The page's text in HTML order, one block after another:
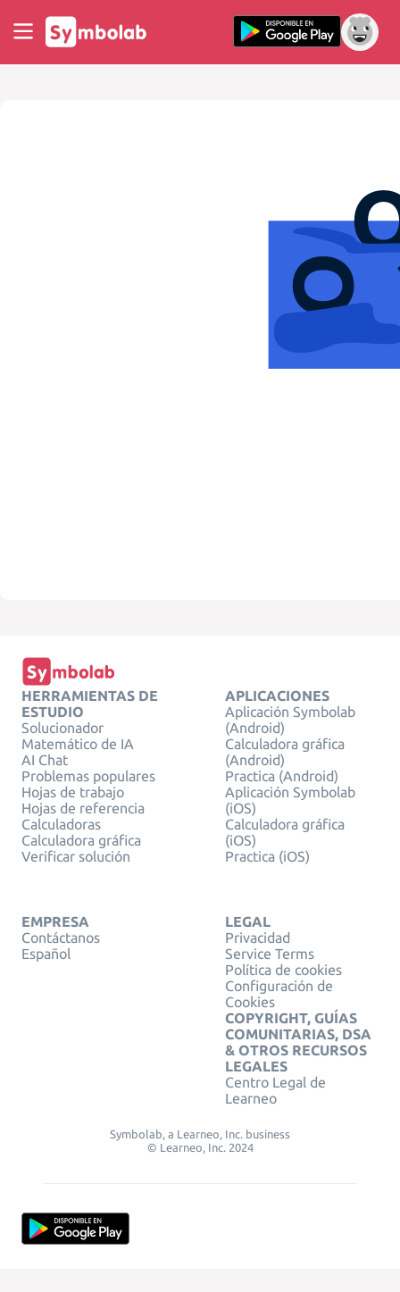
HERRAMIENTAS DE
ESTUDIO
Solucionador
Matemático de IA
AI Chat
Problemas populares
Hojas de trabajo
Hojas de referencia
Calculadoras
Calculadora gráfica
Verificar solución
APLICACIONES
Aplicación Symbolab
(Android)
Calculadora gráfica
(Android)
Practica (Android)
Aplicación Symbolab
(iOS)
Calculadora gráfica
(iOS)
Practica (iOS)
EMPRESA
Contáctanos
Español
LEGAL
Privacidad
Service Terms
Política de cookies
Configuración de
Cookies
COPYRIGHT, GUÍAS
COMUNITARIAS, DSA
& OTROS RECURSOS
LEGALES
Centro Legal de
Learneo
Symbolab, a Learneo, Inc. business
© Learneo, Inc. 2024